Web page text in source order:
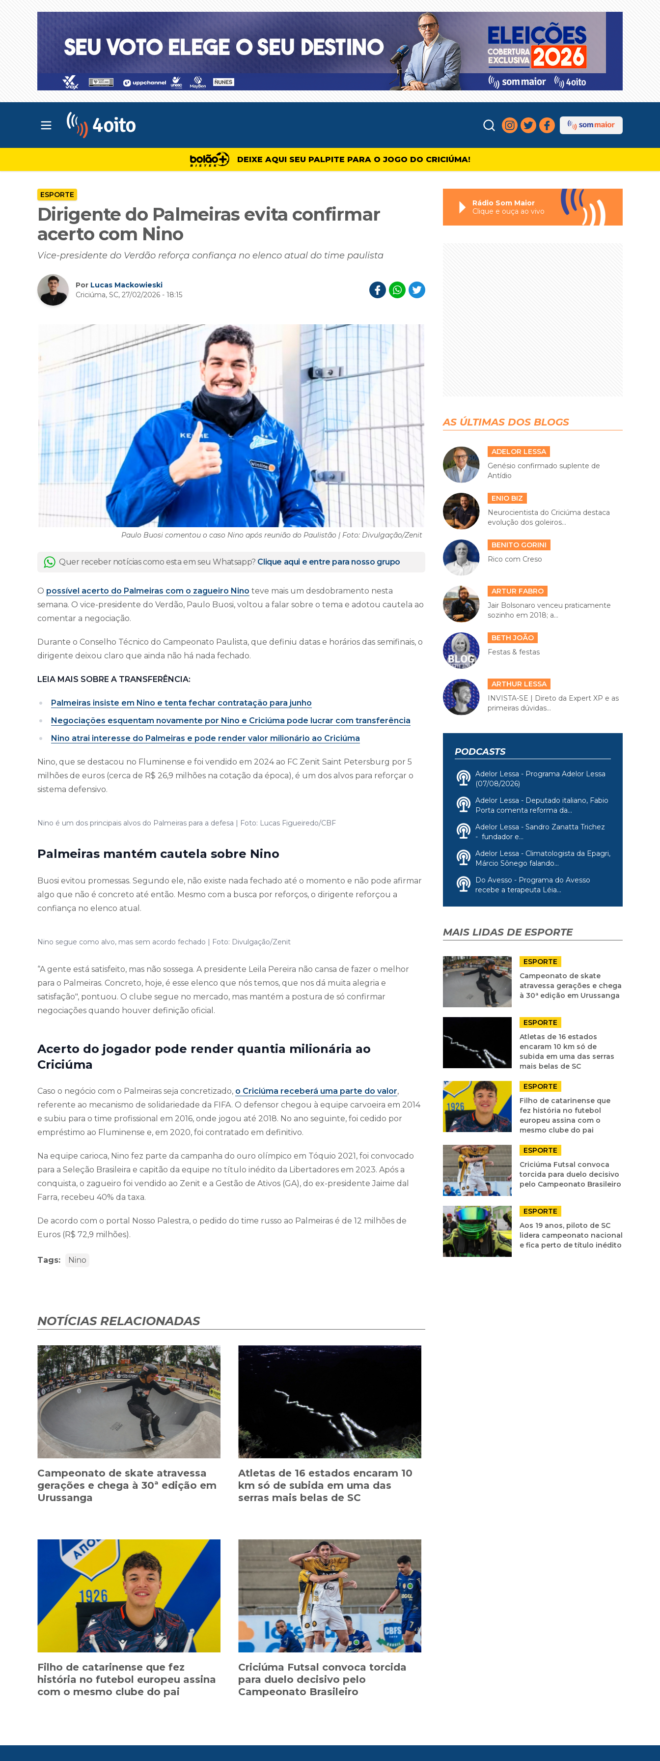
Abrir menu principal
DEIXE AQUI SEU PALPITE PARA O JOGO DO CRICIÚMA!
ESPORTE
Dirigente do Palmeiras evita confirmar
acerto com Nino
Vice-presidente do Verdão reforça confiança no elenco atual do time paulista
Por Lucas Mackowieski
Criciúma, SC, 27/02/2026 - 18:15
Paulo Buosi comentou o caso Nino após reunião do Paulistão | Foto: Divulgação/Zenit
Quer receber notícias como esta em seu Whatsapp? Clique aqui e entre para nosso grupo
O possível acerto do Palmeiras com o zagueiro Nino teve mais um desdobramento nesta
semana. O vice-presidente do Verdão, Paulo Buosi, voltou a falar sobre o tema e adotou cautela ao
comentar a negociação.
Durante o Conselho Técnico do Campeonato Paulista, que definiu datas e horários das semifinais, o
dirigente deixou claro que ainda não há nada fechado.
LEIA MAIS SOBRE A TRANSFERÊNCIA:
Palmeiras insiste em Nino e tenta fechar contratação para junho
Negociações esquentam novamente por Nino e Criciúma pode lucrar com transferência
Nino atrai interesse do Palmeiras e pode render valor milionário ao Criciúma
Nino, que se destacou no Fluminense e foi vendido em 2024 ao FC Zenit Saint Petersburg por 5
milhões de euros (cerca de R$ 26,9 milhões na cotação da época), é um dos alvos para reforçar o
sistema defensivo.
Nino é um dos principais alvos do Palmeiras para a defesa | Foto: Lucas Figueiredo/CBF
Palmeiras mantém cautela sobre Nino
Buosi evitou promessas. Segundo ele, não existe nada fechado até o momento e não pode afirmar
algo que não é concreto até então. Mesmo com a busca por reforços, o dirigente reforçou a
confiança no elenco atual.
Nino segue como alvo, mas sem acordo fechado | Foto: Divulgação/Zenit
“A gente está satisfeito, mas não sossega. A presidente Leila Pereira não cansa de fazer o melhor
para o Palmeiras. Concreto, hoje, é esse elenco que nós temos, que nos dá muita alegria e
satisfação", pontuou. O clube segue no mercado, mas mantém a postura de só confirmar
negociações quando houver definição oficial.
Acerto do jogador pode render quantia milionária ao
Criciúma
Caso o negócio com o Palmeiras seja concretizado, o Criciúma receberá uma parte do valor,
referente ao mecanismo de solidariedade da FIFA. O defensor chegou à equipe carvoeira em 2014
e subiu para o time profissional em 2016, onde jogou até 2018. No ano seguinte, foi cedido por
empréstimo ao Fluminense e, em 2020, foi contratado em definitivo.
Na equipe carioca, Nino fez parte da campanha do ouro olímpico em Tóquio 2021, foi convocado
para a Seleção Brasileira e capitão da equipe no título inédito da Libertadores em 2023. Após a
conquista, o zagueiro foi vendido ao Zenit e a Gestão de Ativos (GA), do ex-presidente Jaime dal
Farra, recebeu 40% da taxa.
De acordo com o portal Nosso Palestra, o pedido do time russo ao Palmeiras é de 12 milhões de
Euros (R$ 72,9 milhões).
Tags: Nino
NOTÍCIAS RELACIONADAS
Campeonato de skate atravessa
gerações e chega à 30ª edição em
Urussanga
Atletas de 16 estados encaram 10
km só de subida em uma das
serras mais belas de SC
Filho de catarinense que fez
história no futebol europeu assina
com o mesmo clube do pai
Criciúma Futsal convoca torcida
para duelo decisivo pelo
Campeonato Brasileiro
Rádio Som Maior
Clique e ouça ao vivo
AS ÚLTIMAS DOS BLOGS
ADELOR LESSA
Genésio confirmado suplente de
Antídio
ENIO BIZ
Neurocientista do Criciúma destaca
evolução dos goleiros...
BENITO GORINI
Rico com Creso
ARTUR FABRO
Jair Bolsonaro venceu praticamente
sozinho em 2018; a...
BETH JOÃO
Festas & festas
ARTHUR LESSA
INVISTA-SE | Direto da Expert XP e as
primeiras dúvidas...
PODCASTS
Adelor Lessa - Programa Adelor Lessa
(07/08/2026)
Adelor Lessa - Deputado italiano, Fabio
Porta comenta reforma da...
Adelor Lessa - Sandro Zanatta Trichez
- fundador e...
Adelor Lessa - Climatologista da Epagri,
Márcio Sônego falando...
Do Avesso - Programa do Avesso
recebe a terapeuta Léia...
MAIS LIDAS DE ESPORTE
ESPORTE
Campeonato de skate
atravessa gerações e chega
à 30ª edição em Urussanga
ESPORTE
Atletas de 16 estados
encaram 10 km só de
subida em uma das serras
mais belas de SC
ESPORTE
Filho de catarinense que
fez história no futebol
europeu assina com o
mesmo clube do pai
ESPORTE
Criciúma Futsal convoca
torcida para duelo decisivo
pelo Campeonato Brasileiro
ESPORTE
Aos 19 anos, piloto de SC
lidera campeonato nacional
e fica perto de título inédito